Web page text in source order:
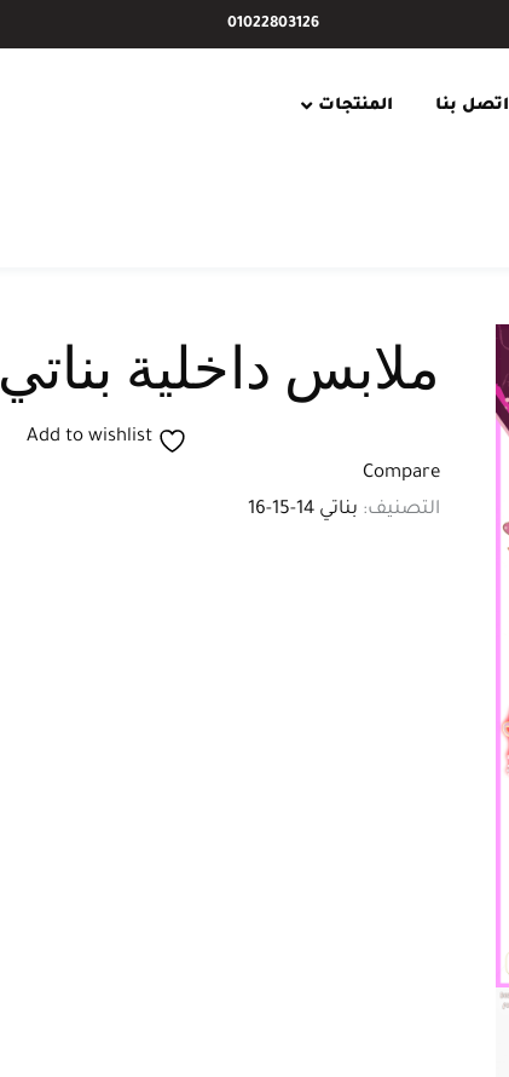
01022803126
اتصل بنا المنتجات
ملابس داخلية بناتي
Add to wishlist
Compare
التصنيف: بناتي 14-15-16